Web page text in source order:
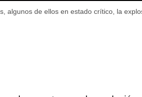
algunos de ellos en estado crítico, la